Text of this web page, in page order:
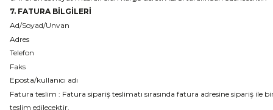
7. FATURA BİLGİLERİ
Ad/Soyad/Unvan
Adres
Telefon
Faks
Eposta/kullanıcı adı
Fatura teslim : Fatura sipariş teslimatı sırasında fatura adresine sipariş ile
teslim edilecektir.